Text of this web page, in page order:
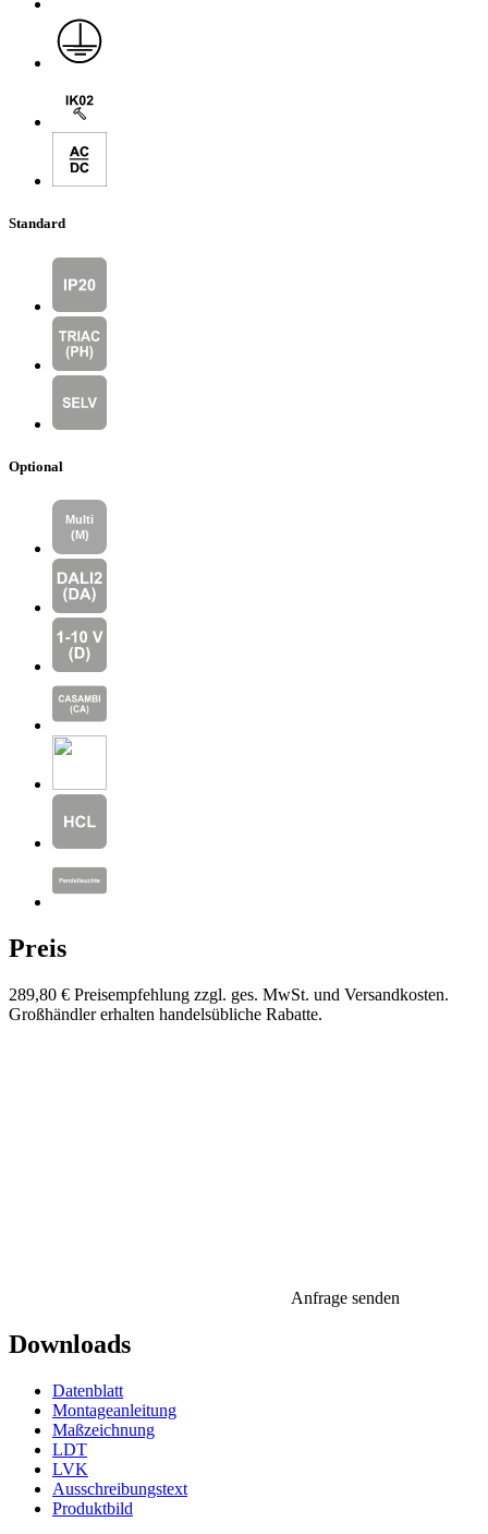
Standard
Optional
Preis
289,80 € Preisempfehlung zzgl. ges. MwSt. und Versandkosten.
Großhändler erhalten handelsübliche Rabatte.
Anfrage senden
Downloads
Datenblatt
Montageanleitung
Maßzeichnung
LDT
LVK
Ausschreibungstext
Produktbild